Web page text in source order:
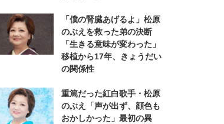
「僕の腎臓あげるよ」松原
のぶえを救った弟の決断
「生きる意味が変わった」
移植から17年、きょうだい
の関係性
重篤だった紅白歌手・松原
のぶえ「声が出ず、顔色も
おかしかった」最初の異